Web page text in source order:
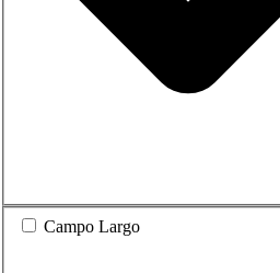
Campo Largo